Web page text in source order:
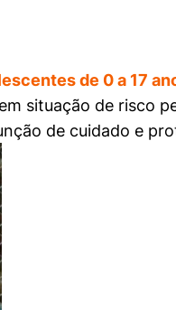
de 0a 17
situação de risco
de cuidado e